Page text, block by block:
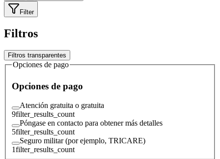
Filter
Filtros
Filtros transparentes
Opciones de pago
Opciones de pago
Atención gratuita o gratuita
9filter_results_count
Póngase en contacto para obtener más detalles
5filter_results_count
Seguro militar (por ejemplo, TRICARE)
1filter_results_count